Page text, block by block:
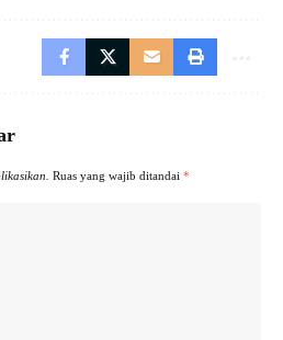
Ruas yang wajib ditandai *